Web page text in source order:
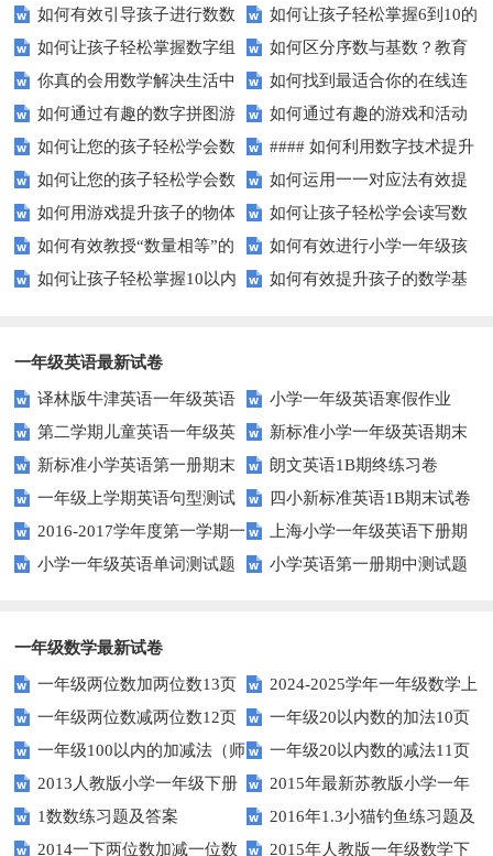
复杂数学问题？
念？
如何有效引导孩子进行数数
练习？家长必看的五大技巧
如何让孩子轻松掌握6到10的
数字读写？
如何让孩子轻松掌握数字组
成的奥秘？
如何区分序数与基数？教育
中这些知识点要知道！
你真的会用数学解决生活中
的难题吗？
如何找到最适合你的在线连
线游戏？
如何通过有趣的数字拼图游
戏提升孩子的数学能力？
如何通过有趣的游戏和活动
提升孩子的数字顺序技能？
如何让您的孩子轻松学会数
字大小比较？
#### 如何利用数字技术提升
在线学习效果？
如何让您的孩子轻松学会数
字大小比较？
如何运用一一对应法有效提
升学习效率？
如何用游戏提升孩子的物体
数量比较能力？
如何让孩子轻松学会读写数
字？试试这些有趣的方法！
如何有效教授“数量相等”的
概念？——提升孩子的数学思维
如何有效进行小学一年级孩
子的数学练习？
如何让孩子轻松掌握10以内
如何有效提升孩子的数学基
一年级英语最新试卷
译林版牛津英语一年级英语
1AB测试卷
小学一年级英语寒假作业
第二学期儿童英语一年级英
语期末试卷
新标准小学一年级英语期末
质量检测题
新标准小学英语第一册期末
测试题
朗文英语1B期终练习卷
一年级上学期英语句型测试
题
四小新标准英语1B期末试卷
2016-2017学年度第一学期一
起一年级英语期中试卷
上海小学一年级英语下册期
中试卷
小学一年级英语单词测试题 小学英语第一册期中测试题
一年级数学最新试卷
一年级两位数加两位数13页
2024-2025学年一年级数学上
册期末素养测评卷（考试版A4
人教版）
一年级两位数减两位数12页
一年级20以内数的加法10页
一年级100以内的加减法（师
版）
一年级20以内数的减法11页
2013人教版小学一年级下册
第三单元整理与复习（一）练习
题
2015年最新苏教版小学一年
级数学下册第一次月考试卷
1数数练习题及答案
2016年1.3小猫钓鱼练习题及
答案
2014一下两位数加减一位数 2015年人教版一年级数学下